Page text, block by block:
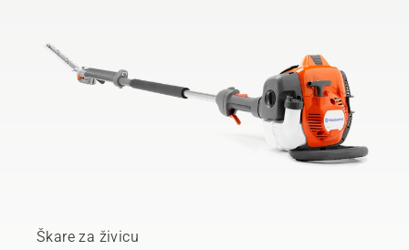
Škare za živicu